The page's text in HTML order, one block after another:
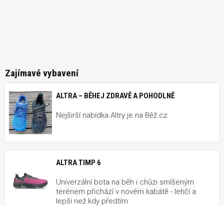
Zajímavé vybavení
ALTRA – BĚHEJ ZDRAVĚ A POHODLNĚ
Nejširší nabídka Altry je na Běž.cz
ALTRA TIMP 6
Univerzální bota na běh i chůzi smíšeným
terénem přichází v novém kabátě - lehčí a
lepší než kdy předtím